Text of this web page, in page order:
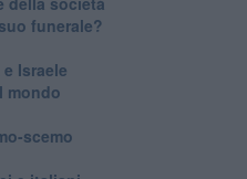
funerale?
Israele
mondo
scemo